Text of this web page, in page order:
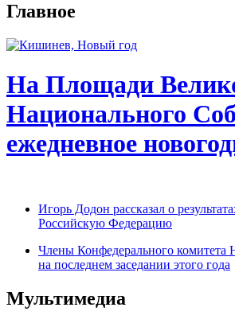
Главное
На Площади
Национального
ежедневное
Игорь Додон рассказал о
Российскую Федерацию
Члены Конфедерального
на последнем заседании этого года
Мультимедиа